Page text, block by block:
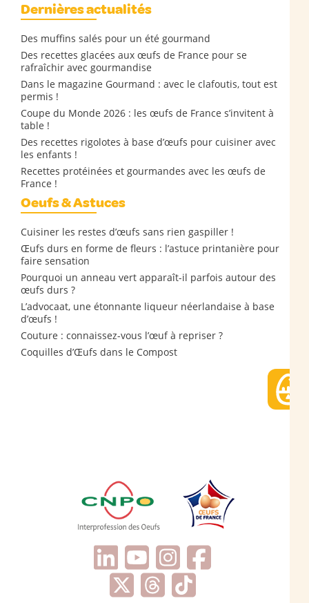
Dernières actualités
Des muffins salés pour un été gourmand
Des recettes glacées aux œufs de France pour se
rafraîchir avec gourmandise
Dans le magazine Gourmand : avec le clafoutis, tout est
permis !
Coupe du Monde 2026 : les œufs de France s’invitent à
table !
Des recettes rigolotes à base d’œufs pour cuisiner avec
les enfants !
Recettes protéinées et gourmandes avec les œufs de
France !
Oeufs & Astuces
Cuisiner les restes d’œufs sans rien gaspiller !
Œufs durs en forme de fleurs : l’astuce printanière pour
faire sensation
Pourquoi un anneau vert apparaît-il parfois autour des
œufs durs ?
L’advocaat, une étonnante liqueur néerlandaise à base
d’œufs !
Couture : connaissez-vous l’œuf à repriser ?
Coquilles d’Œufs dans le Compost